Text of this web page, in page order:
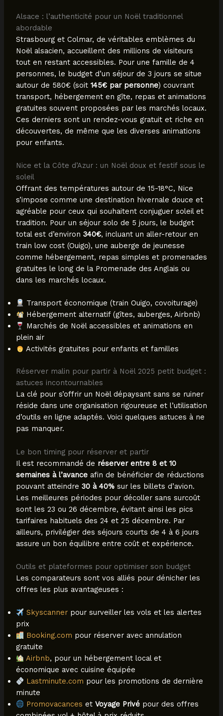
Alsace : l’authenticité pour un Noël traditionnel
abordable
Strasbourg et Colmar, de véritables emblèmes du
Noël alsacien, accueillent des millions de visiteurs
tout en restant accessibles. Pour une famille de 4
personnes, le budget d’un séjour de 3 jours se situe
autour de 580€ (soit 145€ par personne) couvrant
transport, hébergement en gîte, repas et animations
gratuites souvent proposées par les marchés locaux.
Ces derniers sont un rendez-vous gratuit et riche en
découvertes, de même que les diverses animations
pour enfants.
Nice et la Côte d’Azur : un Noël doux et festif sous le
soleil
Offrant des températures autour de 15-18°C, Nice
s’impose comme une destination hivernale douce et
agréable pour ceux qui souhaitent conjuguer soleil et
tradition. Pour un séjour solo de 5 jours, le budget
total est d’environ 340€, incluant un aller-retour en
train low cost (Ouigo), une auberge de jeunesse
comme hébergement, repas simples et promenades
gratuites le long de la Promenade des Anglais ou
dans les marchés locaux.
Transport économique (train Ouigo, covoiturage)
Hébergement alternatif (gîtes, auberges, Airbnb)
Marchés de Noël accessibles et animations en
plein air
Activités gratuites pour enfants et familles
Réserver malin pour partir à Noël 2025 petit budget :
astuces incontournables
La clé pour s’offrir un Noël dépaysant sans se ruiner
réside dans une organisation rigoureuse et l’utilisation
d’outils en ligne adaptés. Voici quelques astuces à ne
pas manquer.
Le bon timing pour réserver et partir
Il est recommandé de réserver entre 8 et 10
semaines à l’avanceafin de bénéficier de réductions
pouvant atteindre 30 à 40%sur les billets d’avion.
Les meilleures périodes pour décoller sans surcoût
sont les 23 ou 26 décembre, évitant ainsi les pics
tarifaires habituels des 24 et 25 décembre. Par
ailleurs, privilégier des séjours courts de 4 à 6 jours
assure un bon équilibre entre coût et expérience.
Outils et plateformes pour optimiser son budget
Les comparateurs sont vos alliés pour dénicher les
offres les plus avantageuses :
Skyscanner pour surveiller les vols et les alertes
prix
Booking.com pour réserver avec annulation
gratuite
Airbnb, pour un hébergement local et
économique avec cuisine équipée
Lastminute.com pour les promotions de dernière
minute
Promovacances etVoyage Privé pour des offres